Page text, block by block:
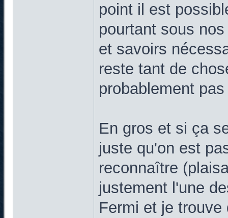
point il est
pourtant sous
et savoirs
reste tant de
probablement
En gros et si ça
juste qu'on est
reconnaître
justement l'une
Fermi et je